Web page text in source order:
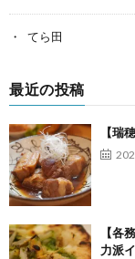
てら田
最近の投稿
【瑞
【各
力派